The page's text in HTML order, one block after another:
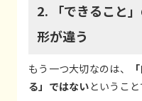
2. 「できること
形が違う
もう一つ大切なのは、
る」ではないということ